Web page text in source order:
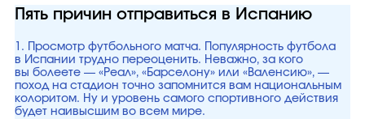
Пять причин отправиться в Испанию
1. Просмотр футбольного матча. Популярность футбола
в Испании трудно переоценить. Неважно, за кого
вы болеете — «Реал», «Барселону» или «Валенсию», —
поход на стадион точно запомнится вам национальным
колоритом. Ну и уровень самого спортивного действия
будет наивысшим во всем мире.